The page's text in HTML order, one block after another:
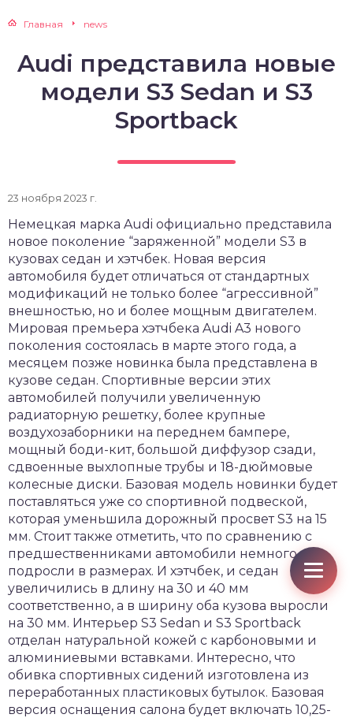
Главная news
Audi представила новые
модели S3 Sedan и S3
Sportback
23 ноября 2023 г.
Немецкая марка Audi официально представила
новое поколение “заряженной” модели S3 в
кузовах седан и хэтчбек. Новая версия
автомобиля будет отличаться от стандартных
модификаций не только более “агрессивной”
внешностью, но и более мощным двигателем.
Мировая премьера хэтчбека Audi A3 нового
поколения состоялась в марте этого года, а
месяцем позже новинка была представлена в
кузове седан. Спортивные версии этих
автомобилей получили увеличенную
радиаторную решетку, более крупные
воздухозаборники на переднем бампере,
мощный боди-кит, большой диффузор сзади,
сдвоенные выхлопные трубы и 18-дюймовые
колесные диски. Базовая модель новинки будет
поставляться уже со спортивной подвеской,
которая уменьшила дорожный просвет S3 на 15
мм. Стоит также отметить, что по сравнению с
предшественниками автомобили немного
подросли в размерах. И хэтчбек, и седан
увеличились в длину на 30 и 40 мм
соответственно, а в ширину оба кузова выросли
на 30 мм. Интерьер S3 Sedan и S3 Sportback
отделан натуральной кожей с карбоновыми и
алюминиевыми вставками. Интересно, что
обивка спортивных сидений изготовлена из
переработанных пластиковых бутылок. Базовая
версия оснащения салона будет включать 10,25-